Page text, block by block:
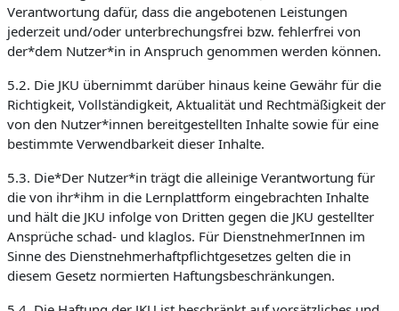
Verantwortung dafür, dass die angebotenen Leistungen
jederzeit und/oder unterbrechungsfrei bzw. fehlerfrei von
der*dem Nutzer*in in Anspruch genommen werden können.
5.2. Die JKU übernimmt darüber hinaus keine Gewähr für die
Richtigkeit, Vollständigkeit, Aktualität und Rechtmäßigkeit der
von den Nutzer*innen bereitgestellten Inhalte sowie für eine
bestimmte Verwendbarkeit dieser Inhalte.
5.3. Die*Der Nutzer*in trägt die alleinige Verantwortung für
die von ihr*ihm in die Lernplattform eingebrachten Inhalte
und hält die JKU infolge von Dritten gegen die JKU gestellter
Ansprüche schad- und klaglos. Für DienstnehmerInnen im
Sinne des Dienstnehmerhaftpflichtgesetzes gelten die in
diesem Gesetz normierten Haftungsbeschränkungen.